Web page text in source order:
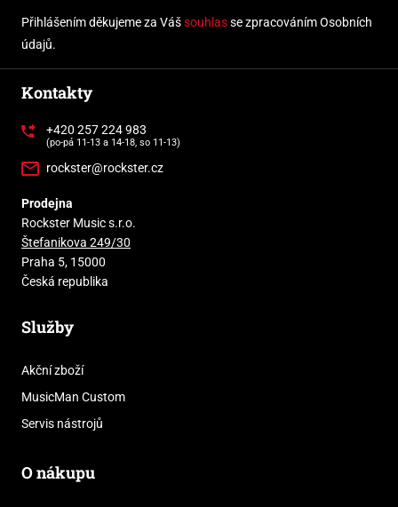
Přihlášením děkujeme za Vášsouhlasse zpracováním Osobních
údajů.
Kontakty
+420 257 224 983
(po-pá 11-13 a 14-18, so 11-13)
rockster@rockster.cz
Prodejna
Rockster Music s.r.o.
Štefanikova 249/30
Praha 5, 15000
Česká republika
Služby
Akční zboží
MusicMan Custom
Servis nástrojů
O nákupu